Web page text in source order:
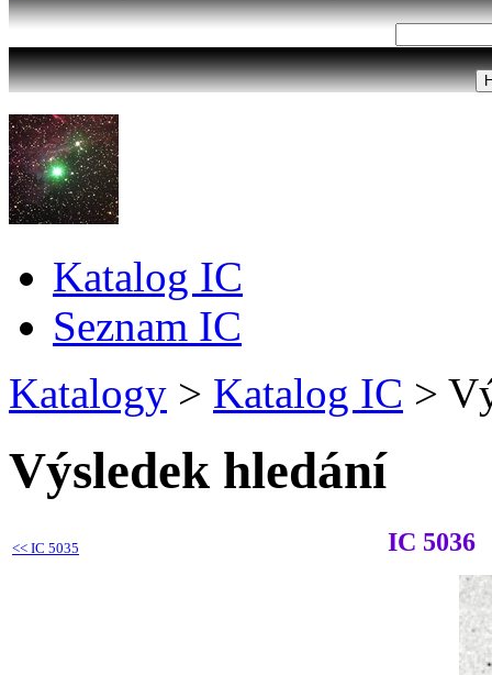
Katalog IC
Seznam IC
Katalogy > Katalog IC >
Výsledek hledání
<< IC 5035 IC 5036